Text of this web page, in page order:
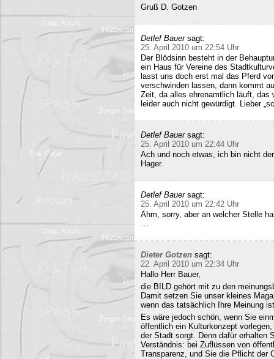
Gruß D. Gotzen
Detlef Bauer sagt:
25. April 2010 um 22:54 Uhr
Der Blödsinn besteht in der
ein Haus für Vereine des
lasst uns doch erst mal das Pferd
verschwinden lassen, dann kommt
Zeit, da alles ehrenamtlich läuft, das
leider auch nicht gewürdigt. Lieber
Detlef Bauer sagt:
25. April 2010 um 22:44 Uhr
Ach und noch etwas, ich bin nicht
Hager.
Detlef Bauer sagt:
25. April 2010 um 22:42 Uhr
Ähm, sorry, aber an welcher Stelle
…
Dieter Gotzen sagt:
22. April 2010 um 22:34 Uhr
Hallo Herr Bauer,
die BILD gehört mit zu den
Damit setzen Sie unser kleines
wenn das tatsächlich Ihre Meinung
Es wäre jedoch schön, wenn Sie
öffentlich ein Kulturkonzept
der Stadt sorgt. Denn dafür erhalten
Verständnis: bei Zuflüssen von
Transparenz, und Sie die Pflicht der